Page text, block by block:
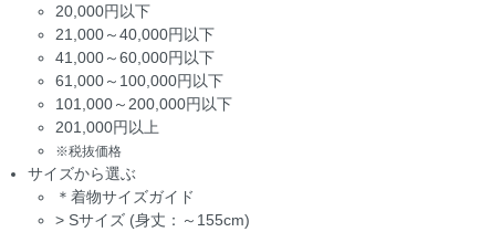
20,000円以下
21,000～40,000円以下
41,000～60,000円以下
61,000～100,000円以下
101,000～200,000円以下
201,000円以上
※税抜価格
サイズから選ぶ
＊着物サイズガイド
> Sサイズ (身丈：～155cm)